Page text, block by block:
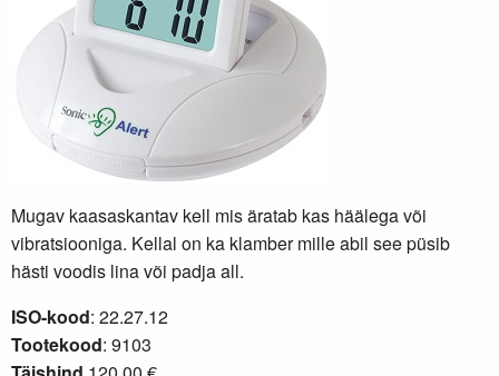
Mugav kaasaskantav kell mis äratab kas häälega või
vibratsiooniga. Kellal on ka klamber mille abil see püsib
hästi voodis lina või padja all.
ISO-kood: 22.27.12
Tootekood: 9103